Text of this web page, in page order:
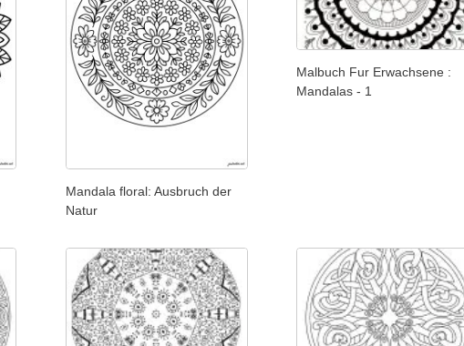
Mandala floral: Ausbruch der
Natur
Malbuch Fur Erwachsene :
Mandalas - 1